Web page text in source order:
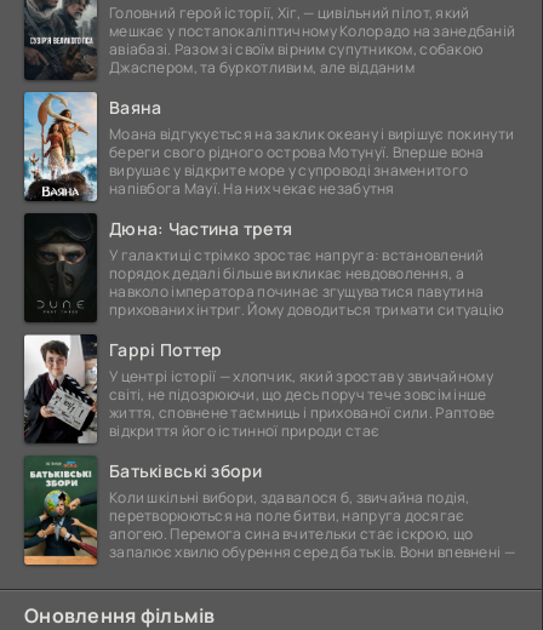
Головний герой історії, Хіг, — цивільний пілот, який
мешкає у постапокаліптичному Колорадо на занедбаній
авіабазі. Разом зі своїм вірним супутником, собакою
Джаспером, та буркотливим, але відданим
Ваяна
Моана відгукується на заклик океану і вирішує покинути
береги свого рідного острова Мотунуї. Вперше вона
вирушає у відкрите море у супроводі знаменитого
напівбога Мауї. На них чекає незабутня
Дюна: Частина третя
У галактиці стрімко зростає напруга: встановлений
порядок дедалі більше викликає невдоволення, а
навколо імператора починає згущуватися павутина
прихованих інтриг. Йому доводиться тримати ситуацію
Гаррі Поттер
У центрі історії — хлопчик, який зростав у звичайному
світі, не підозрюючи, що десь поруч тече зовсім інше
життя, сповнене таємниць і прихованої сили. Раптове
відкриття його істинної природи стає
Батьківські збори
Коли шкільні вибори, здавалося б, звичайна подія,
перетворюються на поле битви, напруга досягає
апогею. Перемога сина вчительки стає іскрою, що
запалює хвилю обурення серед батьків. Вони впевнені —
Оновлення фільмів